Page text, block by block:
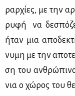
ραρ­χί­ες, με την
ρυ­φή να
ήταν μια
νυ­μη με την
ση του
νια ο χώ­ρος του